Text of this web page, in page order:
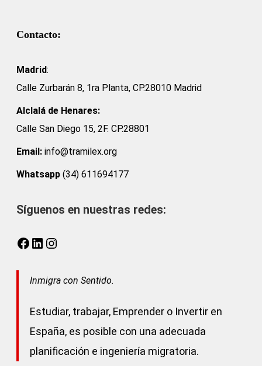
Contacto:
Madrid:
Calle Zurbarán 8, 1ra Planta, CP.28010 Madrid
Alclalá de Henares:
Calle San Diego 15, 2F. CP.28801
Email: info@tramilex.org
Whatsapp (34) 611694177
Síguenos en nuestras redes:
Facebook
LinkedIn
Inmigra con Sentido.
Estudiar, trabajar, Emprender o Invertir en
España, es posible con una adecuada
planificación e ingeniería migratoria.